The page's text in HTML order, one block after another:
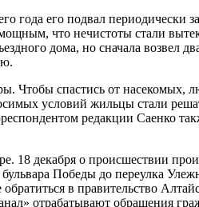
его подвал периодически
что нечистоты стали
дома, но сначала возвел
Чтобы спастись от насекомых,
условий жильцы стали
редакции Саенко
18 декабря о происшествии
Победы до переулка
в правительство
отрабатывают обращения